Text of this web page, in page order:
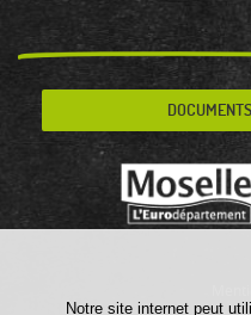
Notre site internet peut